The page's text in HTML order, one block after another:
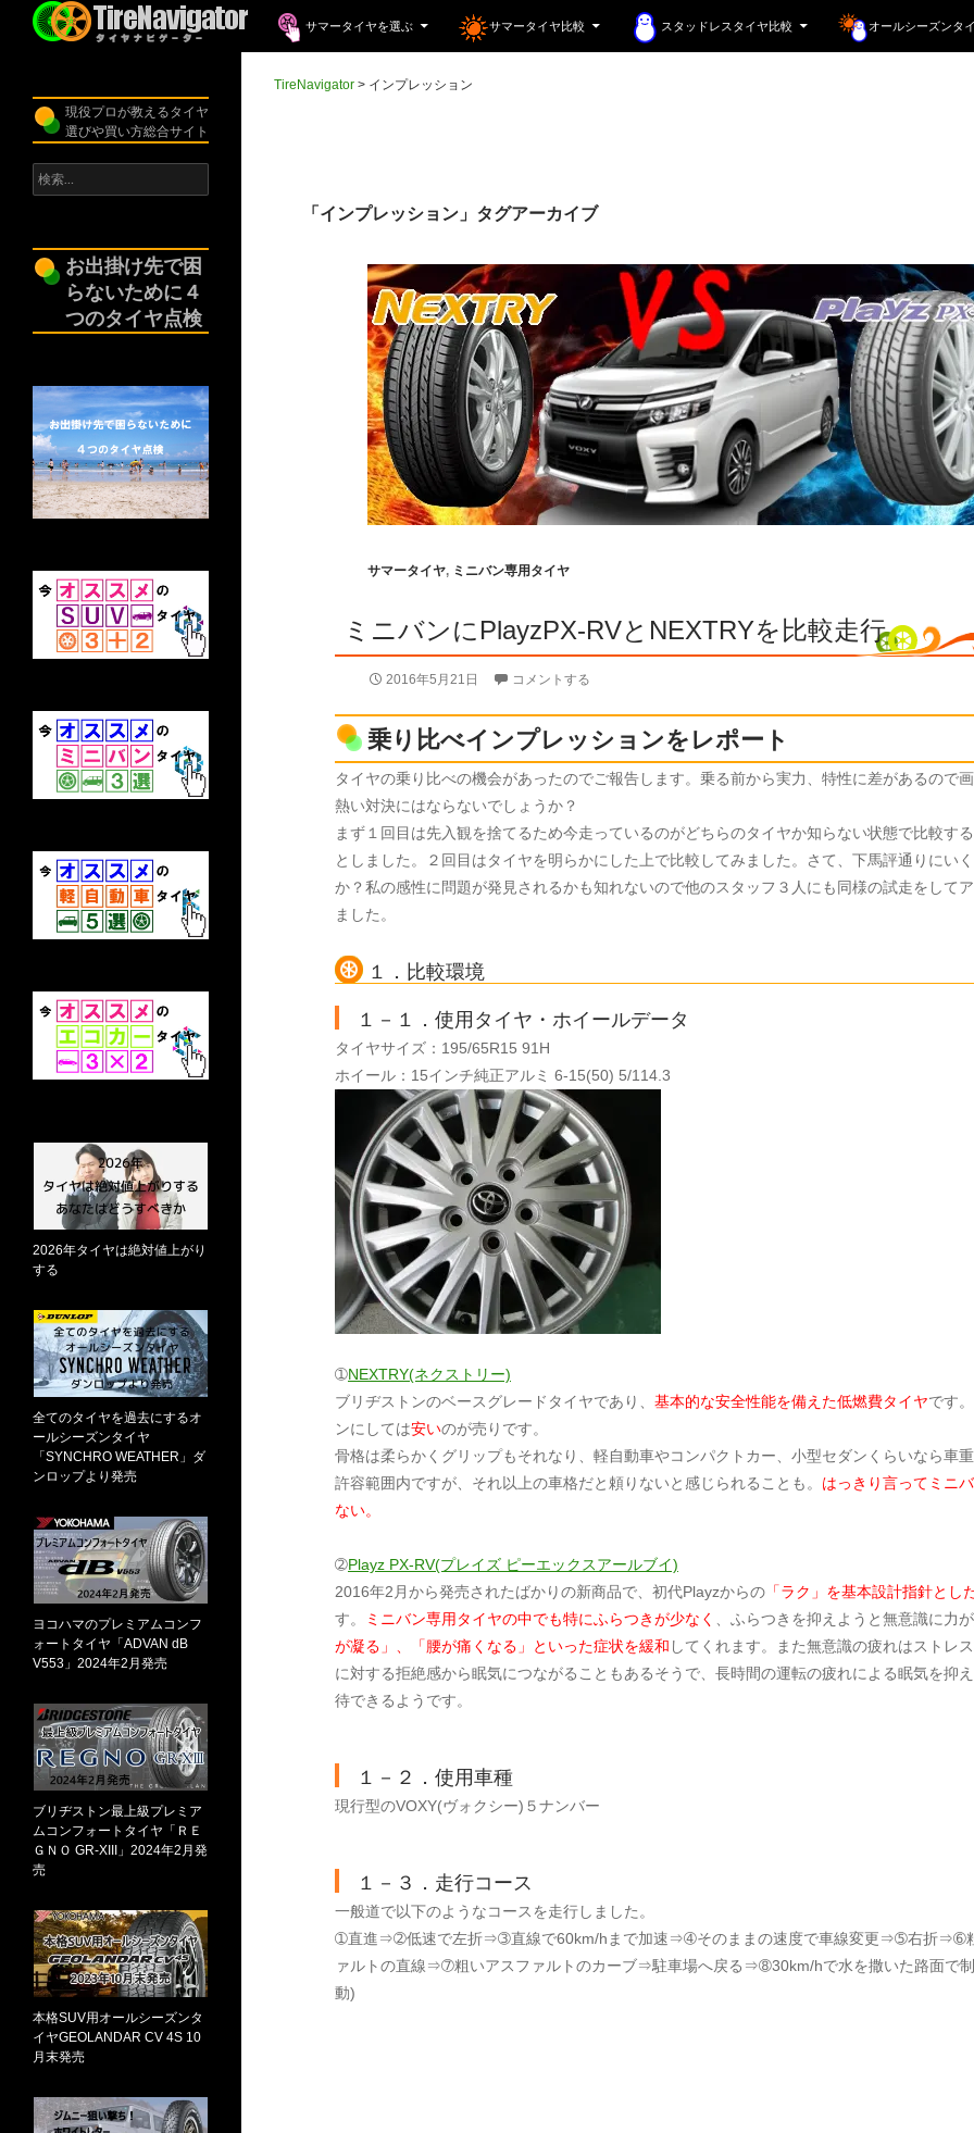
サマータイヤを選ぶ
サマータイヤ比較 スタッドレスタイヤ比較 オールシーズンタ
TireNavigator > インプレッション
「インプレッション」タグアーカイブ
サマータイヤ, ミニバン専用タイヤ
ミニバンにPlayzPX-RVとNEXTRYを比較走行
2016年5月21日 コメントする
乗り比べインプレッションをレポート
タイヤの乗り比べの機会があったのでご報告します。乗る前から実力、特性に差があるので
熱い対決にはならないでしょうか？
まず１回目は先入観を捨てるため今走っているのがどちらのタイヤか知らない状態で比較す
としました。２回目はタイヤを明らかにした上で比較してみました。さて、下馬評通りにい
か？私の感性に問題が発見されるかも知れないので他のスタッフ３人にも同様の試走をして
ました。
１．比較環境
１－１．使用タイヤ・ホイールデータ
タイヤサイズ：195/65R15 91H
ホイール：15インチ純正アルミ 6-15(50) 5/114.3
➀NEXTRY(ネクストリー)
ブリヂストンのベースグレードタイヤであり、 基本的な安全性能を備えた低燃費タイヤです
ンにしては安いのが売りです。
骨格は柔らかくグリップもそれなり、軽自動車やコンパクトカー、小型セダンくらいなら車
許容範囲内ですが、それ以上の車格だと頼りないと感じられることも。 はっきり言ってミニ
ない。
➁Playz PX-RV(プレイズ ピーエックスアールブイ)
2016年2月から発売されたばかりの新商品で、初代Playzからの 「ラク」を基本設計指針とし
す。
ミニバン専用タイヤの中でも特にふらつきが少なく 、ふらつきを抑えようと無意識に力
が凝る」、「腰が痛くなる」といった症状を緩和 してくれます。また無意識の疲れはストレ
に対する拒絶感から眠気につながることもあるそうで、長時間の運転の疲れによる眠気を抑
待できるようです。
１－２．使用車種
現行型のVOXY(ヴォクシー)５ナンバー
１－３．走行コース
一般道で以下のようなコースを走行しました。
➀直進⇒➁低速で左折⇒➂直線で60km/hまで加速⇒➃そのままの速度で車線変更⇒➄右折⇒➅
ァルトの直線⇒➆粗いアスファルトのカーブ⇒駐車場へ戻る⇒➇30km/hで水を撒いた路面で
動)
現役プロが教えるタイヤ
選びや買い方総合サイト
検
索:
お出掛け先で困
らないために４
つのタイヤ点検
2026年タイヤは絶対値上がり
する
全てのタイヤを過去にするオ
ールシーズンタイヤ
「SYNCHRO WEATHER」ダ
ンロップより発売
ヨコハマのプレミアムコンフ
ォートタイヤ「ADVAN dB
V553」2024年2月発売
ブリヂストン最上級プレミア
ムコンフォートタイヤ「ＲＥ
ＧＮＯ GR-XIII」2024年2月発
売
本格SUV用オールシーズンタ
イヤGEOLANDAR CV 4S 10
月末発売